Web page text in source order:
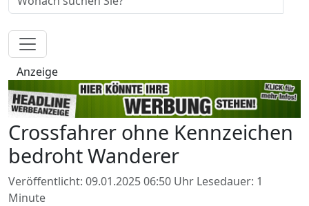
Anzeige
Crossfahrer ohne Kennzeichen
bedroht Wanderer
Veröffentlicht: 09.01.2025 06:50 Uhr Lesedauer: 1
Minute